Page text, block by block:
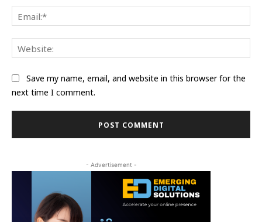
Save my name, email, and website in this browser for the
next time I comment.
- Advertisement -